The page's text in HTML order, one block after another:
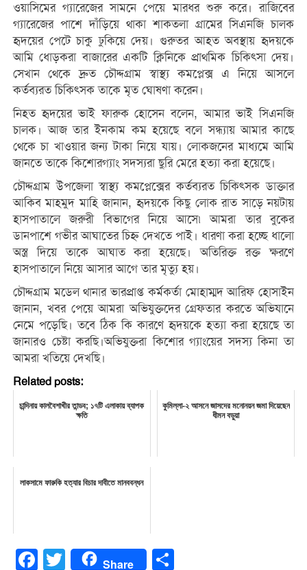
ওয়াসিমের গ্যারেজের সামনে পেয়ে মারধর শুরু করে। রাজিবের
গ্যারেজের পাশে দাঁড়িয়ে থাকা শাকতলা গ্রামের সিএনজি চালক
হৃদয়ের পেটে চাকু ঢুকিয়ে দেয়। গুরুতর আহত অবস্থায় হৃদয়কে
আমি ধোড়করা বাজারের একটি ক্লিনিকে প্রাথমিক চিকিৎসা দেয়।
সেখান থেকে দ্রুত চৌদ্দগ্রাম স্বাস্থ্য কমপ্লেক্স এ নিয়ে আসলে
কর্তব্যরত চিকিৎসক তাকে মৃত ঘোষণা করেন।
নিহত হৃদয়ের ভাই ফারুক হোসেন বলেন, আমার ভাই সিএনজি
চালক। আজ তার ইনকাম কম হয়েছে বলে সন্ধ্যায় আমার কাছে
থেকে চা খাওয়ার জন্য টাকা নিয়ে যায়। লোকজনের মাধ্যমে আমি
জানতে তাকে কিশোরগ্যাং সদস্যরা ছুরি মেরে হত্যা করা হয়েছে।
চৌদ্দগ্রাম উপজেলা স্বাস্থ্য কমপ্লেক্সের কর্তব্যরত চিকিৎসক ডাক্তার
আকিব মাহমুদ মাহি জানান, হৃদয়কে কিছু লোক রাত সাড়ে নয়টায়
হাসপাতালে জরুরী বিভাগের নিয়ে আসে৷ আমরা তার বুকের
ডানপাশে গভীর আঘাতের চিহ্ন দেখতে পাই। ধারণা করা হচ্ছে ধালো
অস্ত্র দিয়ে তাকে আঘাত করা হয়েছে। অতিরিক্ত রক্ত ক্ষরণে
হাসপাতালে নিয়ে আসার আগে তার মৃত্যু হয়।
চৌদ্দগ্রাম মডেল থানার ভারপ্রাপ্ত কর্মকর্তা মোহাম্মদ আরিফ হোসাইন
জানান, খবর পেয়ে আমরা অভিযুক্তদের গ্রেফতার করতে অভিযানে
নেমে পড়েছি। তবে ঠিক কি কারণে হৃদয়কে হত্যা করা হয়েছে তা
জানারও চেষ্টা করছি।অভিযুক্তরা কিশোর গ্যাংয়ের সদস্য কিনা তা
আমরা খতিয়ে দেখছি।
Related posts:
চান্দিনায় কালবৈশাখীর তান্ডব; ১৭টি এলাকায় ব্যাপক
ক্ষতি
কুমিল্লা-২ আসনে জাসদের মনোনয়ন জমা দিয়েছেন
ধীমন বড়ুয়া
লাকসামে ফারুকি হত্যার বিচার দাবীতে মানববন্ধন
Facebook
Twitter Share